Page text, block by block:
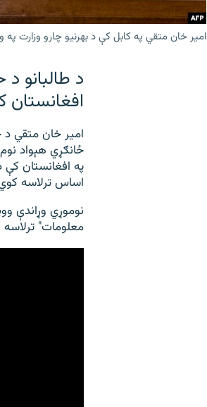
امیر خان متقي په کابل کې د بهرنیو چارو وزارت
د طالبانو
ځانګړي هېواد
په افغانستان کې
اساس ترلاسه
نوموړي وړاندې
معلومات"